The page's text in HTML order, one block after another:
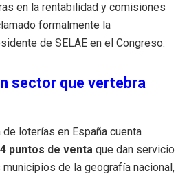
en la rentabilidad y comisiones
formalmente la
de SELAE en el Congreso.
sector que vertebra
loterías en España cuenta
puntos de venta que dan servicio
de la geografía nacional,